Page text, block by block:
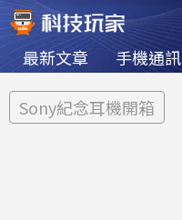
最新文章 手機通訊
Sony紀念耳機開箱